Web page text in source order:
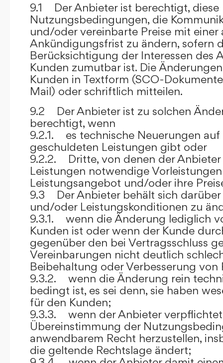
9.1 Der Anbieter ist berechtigt, diese
Nutzungsbedingungen, die
und/oder vereinbarte Preise mit einer
Ankündigungsfrist zu ändern, sofern
Berücksichtigung der Interessen des
Kunden zumutbar ist. Die
Kunden in Textform (SCO-
Mail) oder schriftlich mitteilen.
9.2 Der Anbieter ist zu solchen
berechtigt, wenn
9.2.1. es technische Neuerungen
geschuldeten Leistungen gibt oder
9.2.2. Dritte, von denen der Anbieter
Leistungen notwendige
Leistungsangebot und/oder ihre
9.3 Der Anbieter behält sich darüber
und/oder Leistungskonditionen zu
9.3.1. wenn die Änderung lediglich
Kunden ist oder wenn der Kunde
gegenüber den bei Vertragsschluss
Vereinbarungen nicht deutlich
Beibehaltung oder Verbesserung
9.3.2. wenn die Änderung rein
bedingt ist, es sei denn, sie haben
für den Kunden;
9.3.3. wenn der Anbieter verpflichtet
Übereinstimmung der
anwendbarem Recht herzustellen,
die geltende Rechtslage ändert;